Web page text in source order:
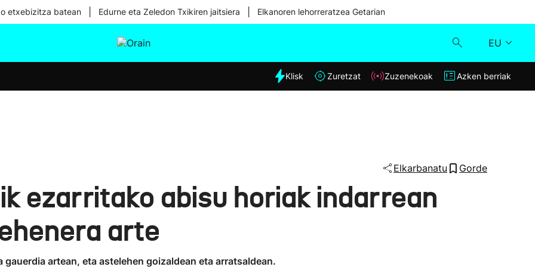
etxebizitza batean Edurne eta Zeledon Txikiren jaitsiera Elkanoren lehorreratzea Getarian
EU
Eguraldia
Klisk
Klisk Zuretzat Zuzenekoak Azken berriak
Elkarbanatu Gorde
ezarritako abisu horiak indarrean
arte
artean, eta astelehen goizaldean eta arratsaldean.